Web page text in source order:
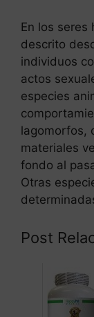
En los seres
descrito
individuos
actos
especies
lagomorfos,
materiales
fondo al
Otras
Post